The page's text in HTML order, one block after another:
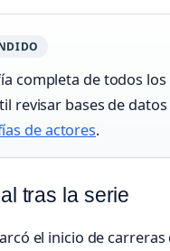
completa de todos
revisar bases de
de actores.
tras la serie
el inicio de